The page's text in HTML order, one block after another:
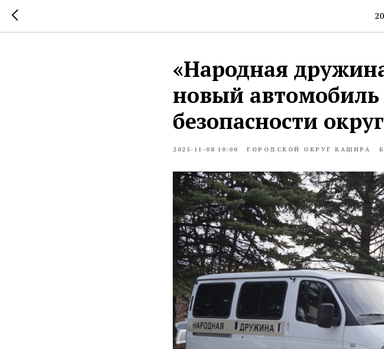
«Народная
новый автомобиль
безопасности
2025-11-08 10:00 ГОРОДСКОЙ ОКРУГ КАШИРА